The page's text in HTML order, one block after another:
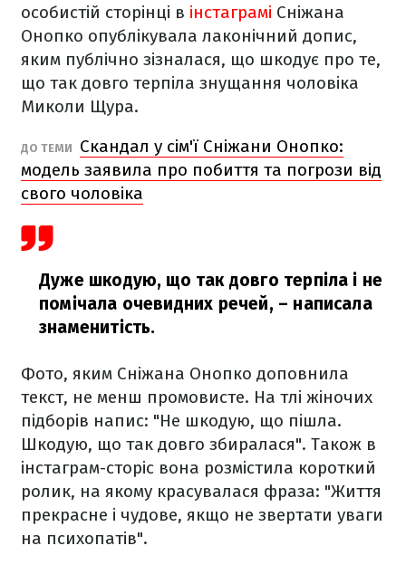
особистій сторінці в інстаграмі Сніжана
Онопко опублікувала лаконічний допис,
яким публічно зізналася, що шкодує про те,
що так довго терпіла знущання чоловіка
Миколи Щура.
ДО ТЕМИ
Скандал у сім'ї Сніжани Онопко:
модель заявила про побиття та погрози від
свого чоловіка
Дуже шкодую, що так довго терпіла і не
помічала очевидних речей, – написала
знаменитість.
Фото, яким Сніжана Онопко доповнила
текст, не менш промовисте. На тлі жіночих
підборів напис: "Не шкодую, що пішла.
Шкодую, що так довго збиралася". Також в
інстаграм-сторіс вона розмістила короткий
ролик, на якому красувалася фраза: "Життя
прекрасне і чудове, якщо не звертати уваги
на психопатів".